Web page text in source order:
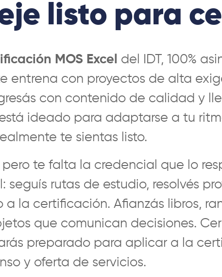
listo para
MOS Excel del IDT, 100%
con proyectos de alta
con contenido de calidad y
ideado para adaptarse a tu
te sientas listo.
pero te falta la credencial que lo
rutas de estudio, resolvés
la certificación. Afianzás libros,
que comunican decisiones.
preparado para aplicar a la
y oferta de servicios.